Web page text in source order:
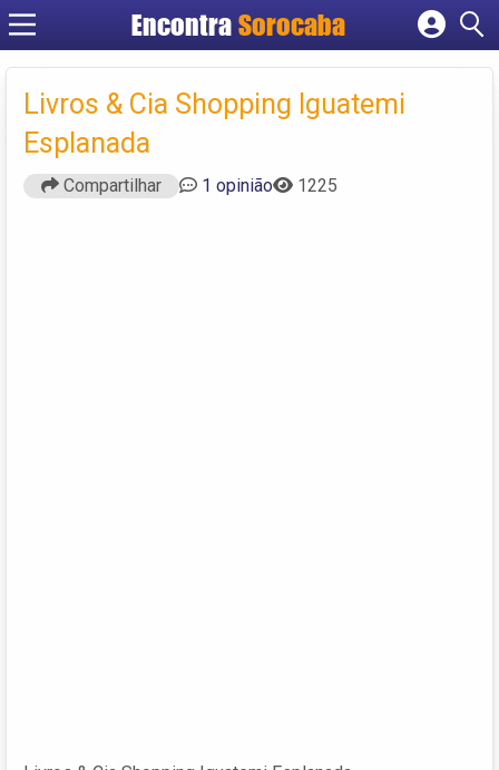
EncontraSorocaba
Cadastrar empresa
Criar conta
Livros & Cia Shopping Iguatemi
Esplanada
Compartilhar 1 opinião 1225